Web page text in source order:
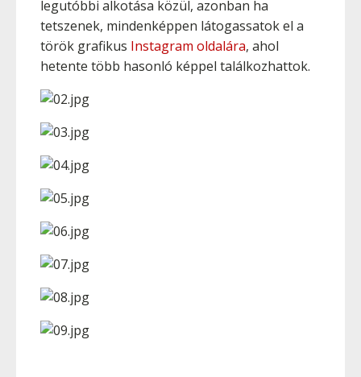
legutóbbi alkotása közül, azonban ha
tetszenek, mindenképpen látogassatok el a
török grafikus Instagram oldalára, ahol
hetente több hasonló képpel találkozhattok.